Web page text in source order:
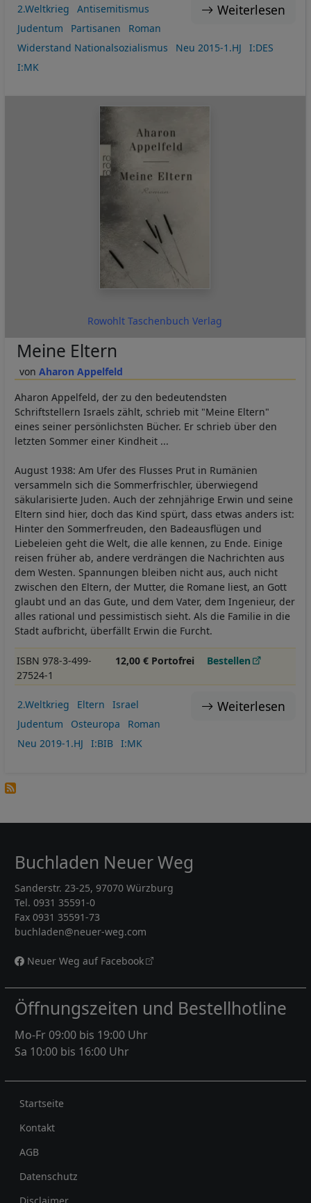
Weiterlesen
2.Weltkrieg
Antisemitismus
Judentum
Partisanen
Roman
Widerstand Nationalsozialismus
Neu 2015-1.HJ
I:DES
I:MK
Rowohlt Taschenbuch Verlag
Aharon Appelfeld
Meine Eltern
Aharon Appelfeld, der zu den bedeutendsten
Schriftstellern Israels zählt, schrieb mit "Meine Eltern"
eines seiner persönlichsten Bücher. Er schrieb über den
letzten Sommer einer Kindheit ...
August 1938: Am Ufer des Flusses Prut in Rumänien
versammeln sich die Sommerfrischler, überwiegend
säkularisierte Juden. Auch der zehnjährige Erwin und seine
Eltern sind hier, doch das Kind spürt, dass etwas anders ist:
Hinter den Sommerfreuden, den Badeausflügen und
Liebeleien geht die Welt, die alle kennen, zu Ende. Einige
reisen früher ab, andere verdrängen die Nachrichten aus
dem Westen. Spannungen bleiben nicht aus, auch nicht
zwischen den Eltern, der Mutter, die Romane liest, an Gott
glaubt und an das Gute, und dem Vater, dem Ingenieur, der
alles rational und pessimistisch sieht. Als die Familie in die
Stadt aufbricht, überfällt Erwin die Furcht.
ISBN 978-3-499-
27524-1
12,00 € Portofrei Bestellen
Weiterlesen
2.Weltkrieg Eltern
Israel
Judentum
Osteuropa
Roman
Neu 2019-1.HJ
I:BIB I:MK
Buchladen Neuer Weg
Sanderstr. 23-25, 97070 Würzburg
Tel. 0931 35591-0
Fax 0931 35591-73
buchladen@neuer-weg.com
Neuer Weg auf Facebook
Öffnungszeiten und Bestellhotline
Mo-Fr 09:00 bis 19:00 Uhr
Sa 10:00 bis 16:00 Uhr
Rechtliches
Startseite
Kontakt
AGB
Datenschutz